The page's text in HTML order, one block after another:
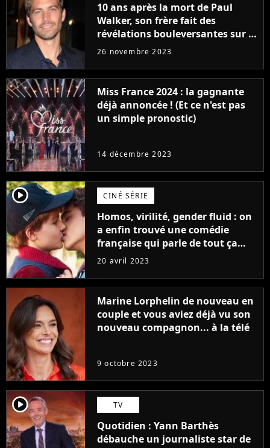
10 ans après la mort de Paul
Walker, son frère fait des
révélations bouleversantes sur la
réaction des acteurs de Fast and
26 novembre 2023
Miss France 2024 : la gagnante
déjà annoncée ! (Et ce n'est pas
un simple pronostic)
14 décembre 2023
player2 CINÉ SÉRIE
Homos, virilité, gender fluid : on
a enfin trouvé une comédie
française qui parle de tout ça
sans être super ringarde
20 avril 2023
Marine Lorphelin de nouveau en
couple et vous aviez déjà vu son
nouveau compagnon... à la télé
9 octobre 2023
player2 TV
Quotidien : Yann Barthès
débauche un journaliste star de